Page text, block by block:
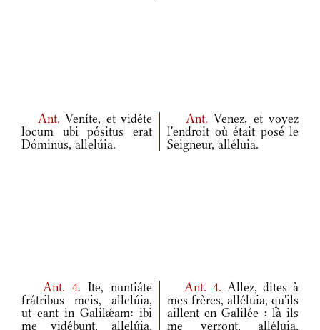
Ant. Veníte, et vidéte
locum ubi pósitus erat
Dóminus, allelúia.
Ant. Venez, et voyez
l'endroit où était posé le
Seigneur, alléluia.
Ant. 4. Ite, nuntiáte
frátribus meis, allelúia,
ut eant in Galilǽam: ibi
me vidébunt, allelúia,
Ant. 4. Allez, dites à
mes frères, alléluia, qu'ils
aillent en Galilée : là ils
me verront, alléluia,